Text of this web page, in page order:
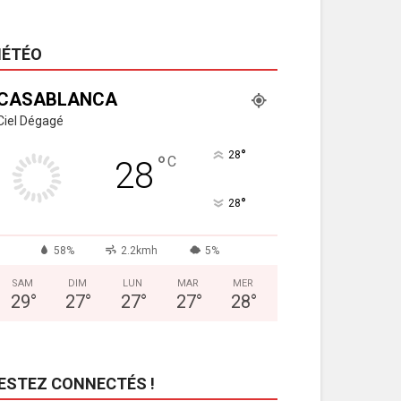
Dégagé
28 °C 28°
28°
58% 2.2kmh 5%
SAM
29°
DIM
27°
LUN
27°
MAR
27°
MER
28°
CONNECTÉS !